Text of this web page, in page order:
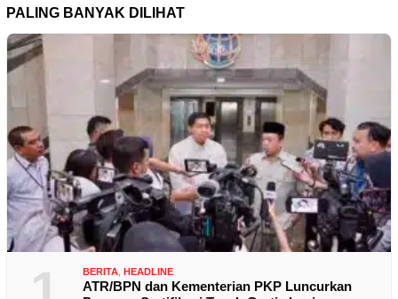
PALING BANYAK DILIHAT
BERITA HEADLINE
ATR/BPN dan Kementerian PKP Luncurkan